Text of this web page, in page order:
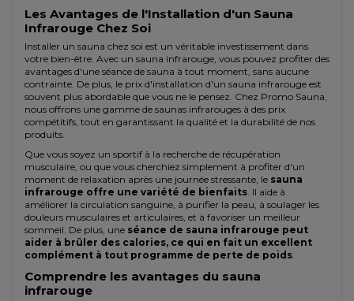
Les Avantages de l'Installation d'un Sauna
Infrarouge Chez Soi
Installer un sauna chez soi est un véritable investissement dans
votre bien-être. Avec un sauna infrarouge, vous pouvez profiter des
avantages d'une séance de sauna à tout moment, sans aucune
contrainte. De plus, le prix d'installation d'un sauna infrarouge est
souvent plus abordable que vous ne le pensez. Chez Promo Sauna,
nous offrons une gamme de saunas infrarouges à des prix
compétitifs, tout en garantissant la qualité et la durabilité de nos
produits.
Que vous soyez un sportif à la recherche de récupération
musculaire, ou que vous cherchiez simplement à profiter d'un
moment de relaxation après une journée stressante, le sauna
infrarouge offre une variété de bienfaits. Il aide à
améliorer la circulation sanguine, à purifier la peau, à soulager les
douleurs musculaires et articulaires, et à favoriser un meilleur
sommeil. De plus, une séance de sauna infrarouge peut
aider à brûler des calories, ce qui en fait un excellent
complément à tout programme de perte de poids.
Comprendre les avantages du sauna
infrarouge